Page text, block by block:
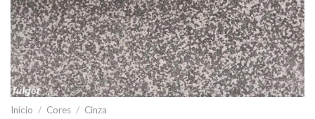
Início / Cores / Cinza